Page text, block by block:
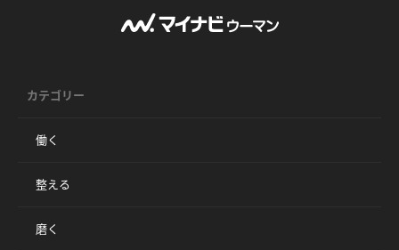
カテゴリー
働く
整える
磨く